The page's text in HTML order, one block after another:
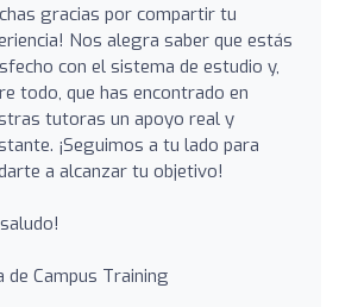
gracias por compartir tu
Nos alegra saber que estás
con el sistema de estudio y,
todo, que has encontrado en
tutoras un apoyo real y
¡Seguimos a tu lado para
a alcanzar tu objetivo!
saludo!
de Campus Training